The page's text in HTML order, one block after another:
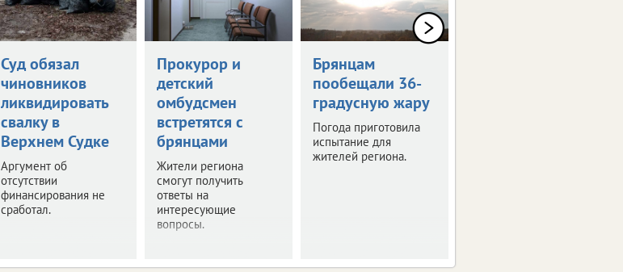
Суд обязал
чиновников
ликвидировать
свалку в
Верхнем Судке
Аргумент об
отсутствии
финансирования не
сработал.
Прокурор и
детский
омбудсмен
встретятся с
брянцами
Жители региона
смогут получить
ответы на
интересующие
вопросы.
Брянцам
пообещали 36-
градусную жару
Погода приготовила
испытание для
жителей региона.